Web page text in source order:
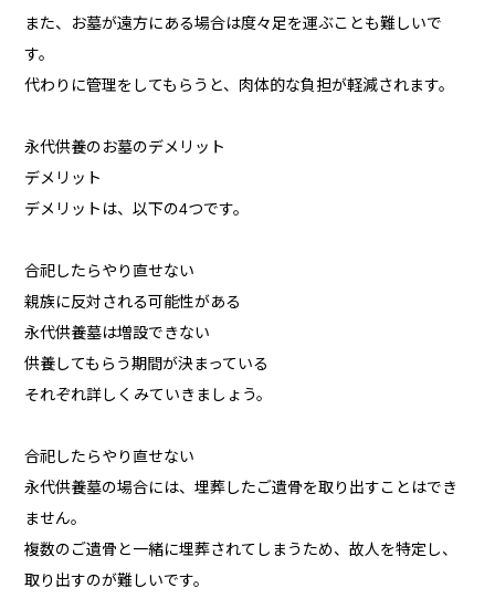
また、お墓が遠方にある場合は度々足を運ぶことも難しいで
す。
代わりに管理をしてもらうと、肉体的な負担が軽減されます。
永代供養のお墓のデメリット
デメリット
デメリットは、以下の4つです。
合祀したらやり直せない
親族に反対される可能性がある
永代供養墓は増設できない
供養してもらう期間が決まっている
それぞれ詳しくみていきましょう。
合祀したらやり直せない
永代供養墓の場合には、埋葬したご遺骨を取り出すことはでき
ません。
複数のご遺骨と一緒に埋葬されてしまうため、故人を特定し、
取り出すのが難しいです。